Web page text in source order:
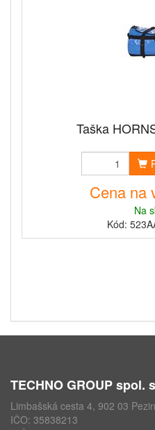
Taška
Cena na
Na
Kód:
TECHNO GROUP spol.
Limbašská cesta 4, 902 03
IČO: 35838213